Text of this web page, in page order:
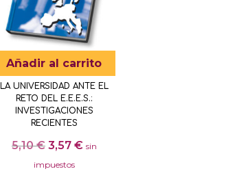
Añadir al carrito
LA UNIVERSIDAD ANTE EL
RETO DEL E.E.E.S.:
INVESTIGACIONES
RECIENTES
5,10€ El
precio
3,57 €Elsin
impuestos